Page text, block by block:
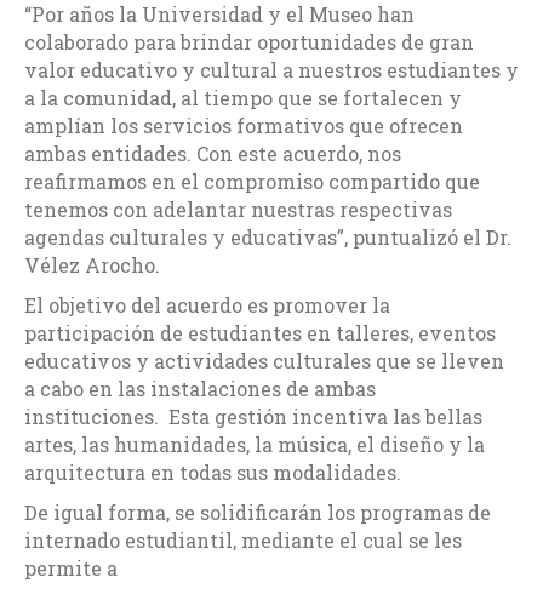
“Por años la Universidad y el Museo han
colaborado para brindar oportunidades de gran
valor educativo y cultural a nuestros estudiantes y
a la comunidad, al tiempo que se fortalecen y
amplían los servicios formativos que ofrecen
ambas entidades. Con este acuerdo, nos
reafirmamos en el compromiso compartido que
tenemos con adelantar nuestras respectivas
agendas culturales y educativas”, puntualizó el Dr.
Vélez Arocho.
El objetivo del acuerdo es promover la
participación de estudiantes en talleres, eventos
educativos y actividades culturales que se lleven
a cabo en las instalaciones de ambas
instituciones. Esta gestión incentiva las bellas
artes, las humanidades, la música, el diseño y la
arquitectura en todas sus modalidades.
De igual forma, se solidificarán los programas de
internado estudiantil, mediante el cual se les
permite a